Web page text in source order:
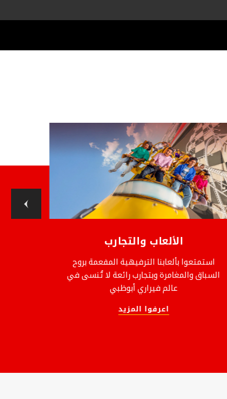
الألعاب والتجارب
استمتعوا بألعابنا الترفيهية المفعمة بروح
السباق والمغامرة وبتجارب رائعة لا تُنسى في
عالم فيراري أبوظبي
اعرفوا المزيد